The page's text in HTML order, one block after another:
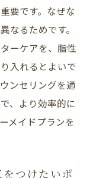
要です。なぜな
なるためです。
ーケアを、脂性
入れるとよいで
ンセリングを通
、より効率的に
メイドプランを
つけたいポ